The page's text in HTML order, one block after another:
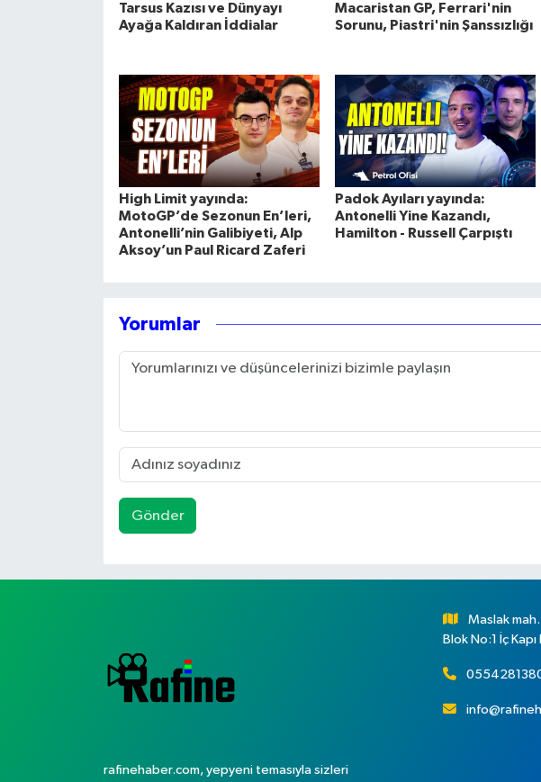
Tarsus Kazısı ve Dünyayı
Ayağa Kaldıran İddialar
Macaristan GP, Ferrari'nin
Sorunu, Piastri'nin Şanssızlığı
High Limit yayında:
MotoGP’de Sezonun En’leri,
Antonelli’nin Galibiyeti, Alp
Aksoy’un Paul Ricard Zaferi
Padok Ayıları yayında:
Antonelli Yine Kazandı,
Hamilton - Russell Çarpıştı
Yorumlar
Gönder
rafinehaber.com, yepyeni temasıyla sizleri
Maslak
Blok No:1 İç